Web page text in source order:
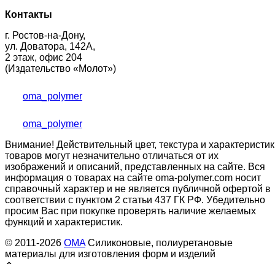
Контакты
г. Ростов-на-Дону,
ул. Доватора, 142А,
2 этаж, офис 204
(Издательство «Молот»)
oma_polymer
oma_polymer
Внимание! Действительный цвет, текстура и
товаров могут незначительно отличаться от их
изображений и описаний, представленных на сайте. Вся
информация о товарах на сайте oma-polymer.com носит
справочный характер и не является публичной офертой в
соответствии с пунктом 2 статьи 437 ГК РФ. Убедительно
просим Вас при покупке проверять наличие желаемых
функций и характеристик.
© 2011-2026 OMAСиликоновые, полиуретановые
материалы для изготовления форм и изделий